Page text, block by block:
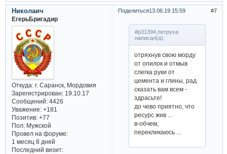
Поделиться 7
13.06.19 15:59
Николаич
ЕгерьБригадир
Откуда:г. Саранск, Мордовия
Зарегистрирован: 19.10.17
Сообщений:4426
Уважение: +181
Позитив: +77
Пол:Мужской
Провел на форуме:
1 месяц 8 дней
Последний визит:
#p31394,петруха
написал(а):
отряхнув свою морду
от опилок и отмыв
слегка руки от
цемента и глины, рад
сказать вам всем -
здрасьте!
до чево приятно, что
ресурс жив ...
в-обчем,
перекликаюсь ...